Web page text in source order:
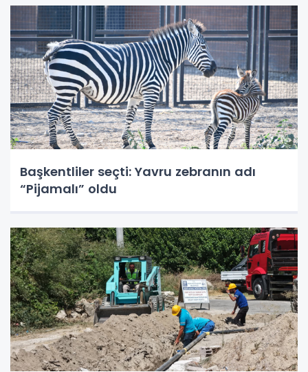
Başkentliler seçti: Yavru zebranın adı
“Pijamalı” oldu